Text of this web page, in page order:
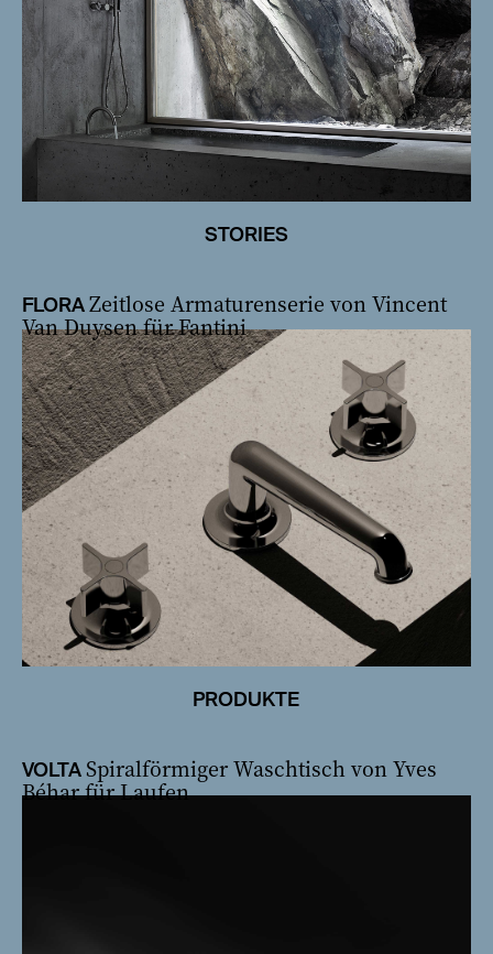
STORIES
FLORAZeitlose Armaturenserie von Vincent
Van Duysen für Fantini
PRODUKTE
VOLTA Spiralförmiger Waschtisch von Yves
Béhar für Laufen